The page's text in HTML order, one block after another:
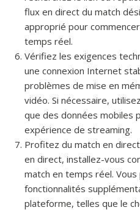
flux en direct du match
approprié pour
temps réel.
Vérifiez les exigences
une connexion Internet
problèmes de mise en
vidéo. Si nécessaire,
que des données mobiles
expérience de streaming.
Profitez du match en
en direct, installez-vous
match en temps réel.
fonctionnalités
plateforme, telles que le